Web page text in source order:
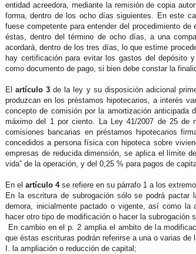
entidad acreedora, mediante la remisión de copia
forma, dentro de los ocho días siguientes. En este
fuese competente para entender del procedimiento
éstas, dentro del término de ocho días, a una
acordará, dentro de los tres días, lo que estime
hay certificación para evitar los gastos del depósito
como documento de pago, si bien debe constar la
El artículo 3de la ley y su disposición adicional
produzcan en los préstamos hipotecarios, a interés
concepto de comisión por la amortización
máximo del 1 por ciento. La Ley 41/2007 de 25 de
comisiones bancarias en préstamos hipotecarios
concedidos a persona física con hipoteca sobre
empresas de reducida dimensión, se aplica el límite
vida” de la operación, y del 0,25 % para pagos de
En el artículo 4 se refiere en su párrafo 1 a los
En la escritura de subrogación sólo se podrá
demora, inicialmente pactado o vigente, así como
hacer otro tipo de modificación o hacer la subrogación
En cambio en el p. 2 amplia el ambito de la
que éstas escrituras podrán referirse a una o varias de
I. la ampliación o reducción de capital;